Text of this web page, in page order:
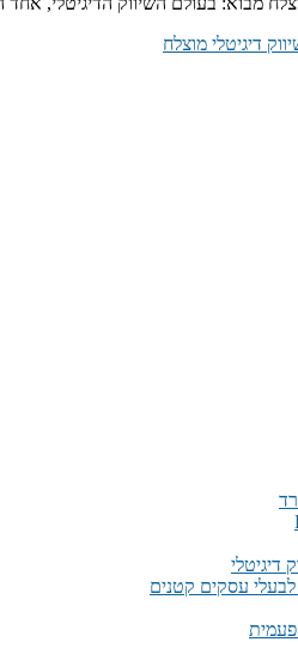
דיגיטלי מוצלח
דיגיטלי
עסקים קטנים
פעמית​